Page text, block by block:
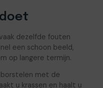
dezelfde fouten
een schoon beeld,
op langere termijn.
met de
u krassen en haalt u